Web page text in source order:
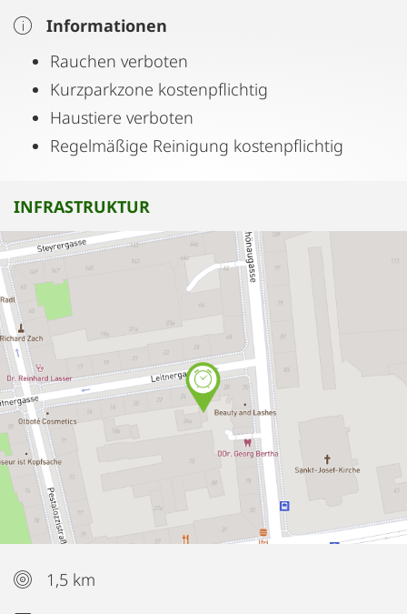
Informationen
Rauchen verboten
Kurzparkzone kostenpflichtig
Haustiere verboten
Regelmäßige Reinigung kostenpflichtig
INFRASTRUKTUR
1,5 km